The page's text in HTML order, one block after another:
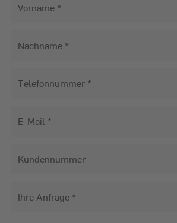
Vorname
Nachname
Telefonnummer
E-Mail
Kundennummer
Ihre Anfrage